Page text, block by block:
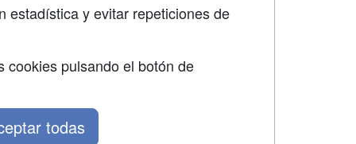
estadística y evitar repeticiones de
cookies pulsando el botón de
todas